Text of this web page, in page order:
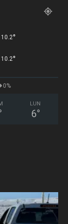
10.2°
10.2°
0%
LUN
6°